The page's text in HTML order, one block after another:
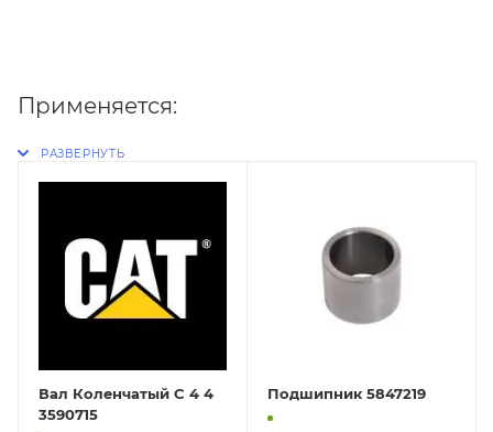
Применяется:
Вал Коленчатый C 4 4
3590715
Подшипник 5847219